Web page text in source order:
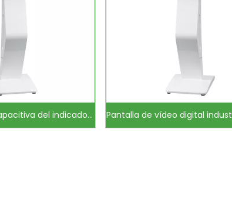
Pantalla táctil capacitiva del indicador digital video interactivo de PCAP LCD